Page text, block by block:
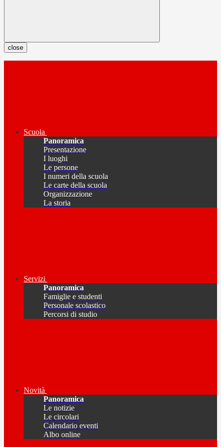
close
Scuola
Panoramica
Presentazione
I luoghi
Le persone
I numeri della scuola
Le carte della scuola
Organizzazione
La storia
Servizi
Panoramica
Famiglie e studenti
Personale scolastico
Percorsi di studio
Novità
Panoramica
Le notizie
Le circolari
Calendario eventi
Albo online